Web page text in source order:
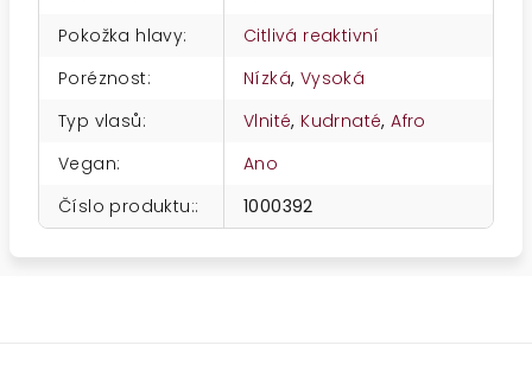
Pokožka hlavy:
Citlivá reaktivní
Poréznost: Nízká, Vysoká
Typ vlasů: Vlnité, Kudrnaté,Afro
Vegan:
Ano
Číslo produktu:: 1000392